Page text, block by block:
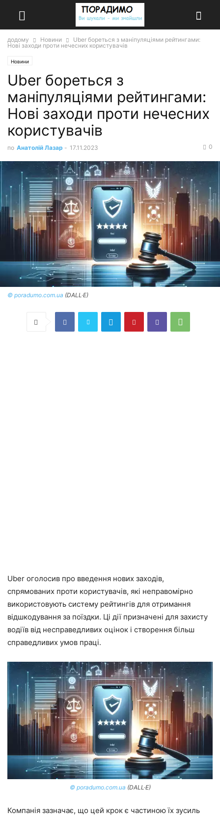
додому Новини
Uber бореться з маніпуляціями рейтингами:
Нові заходи проти нечесних користувачів
Новини
Uber бореться з
маніпуляціями рейтингами:
Нові заходи проти нечесних
користувачів
по Анатолій Лазар - 17.11.2023 0
© poradumo.com.ua (DALL·E)
Uber оголосив про введення нових заходів,
спрямованих проти користувачів, які неправомірно
використовують систему рейтингів для отримання
відшкодування за поїздки. Ці дії призначені для захисту
водіїв від несправедливих оцінок і створення більш
справедливих умов праці.
© poradumo.com.ua (DALL·E)
Компанія зазначає, що цей крок є частиною їх зусиль